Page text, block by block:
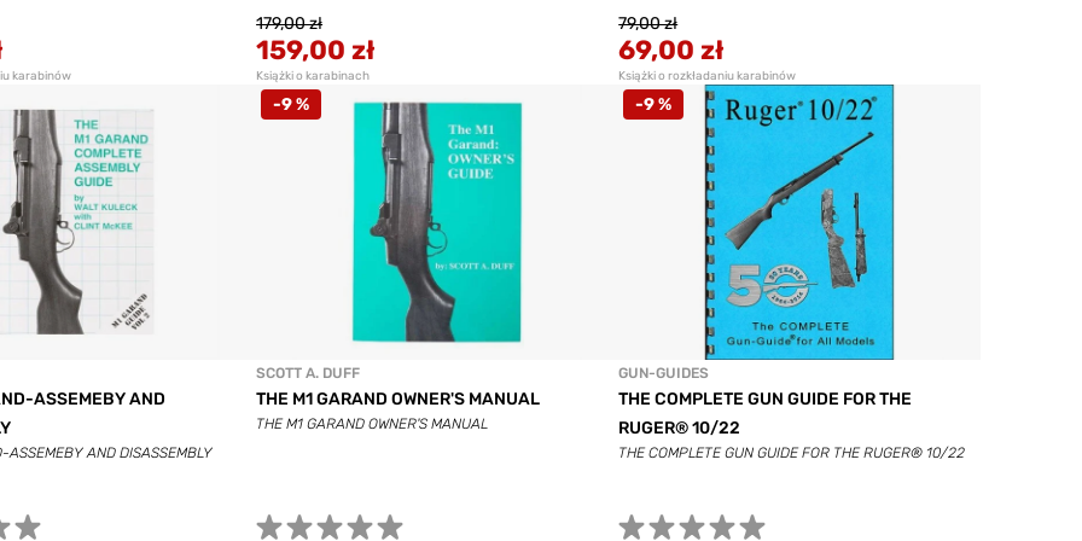
karabinów Książki o karabinach
179,00 zł
159,00 zł
Książki o rozkładaniu karabinów
79,00 zł
69,00 zł
ASSEMEBY AND
ASSEMEBY AND DISASSEMBLY
-9 %
SCOTT A. DUFF
THE M1 GARAND OWNER'S MANUAL
THE M1 GARAND OWNER'S MANUAL
-9 %
GUN-GUIDES
THE COMPLETE GUN GUIDE FOR THE
RUGER® 10/22
THE COMPLETE GUN GUIDE FOR THE RUGER® 10/22